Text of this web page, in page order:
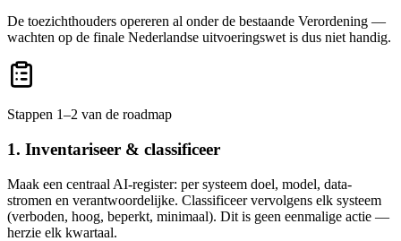
De toezichthouders opereren al onder de bestaande Verordening —
wachten op de finale Nederlandse uitvoeringswet is dus niet handig.
Stappen 1–2 van de roadmap
1. Inventariseer & classificeer
Maak een centraal AI-register: per systeem doel, model, data-
stromen en verantwoordelijke. Classificeer vervolgens elk systeem
(verboden, hoog, beperkt, minimaal). Dit is geen eenmalige actie —
herzie elk kwartaal.